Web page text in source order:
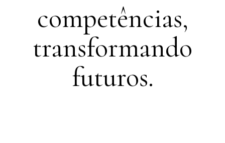
competências,
transformando
futuros.